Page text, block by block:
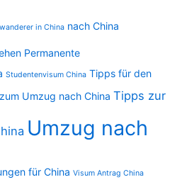
in China nach China
Permanente
Studentenvisum China Tipps für den
Umzug nach China Tipps zur
Umzug nach
für China Visum Antrag China